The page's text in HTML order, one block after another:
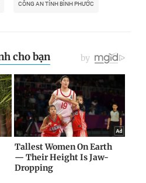
CÔNG AN TỈNH BÌNH PHƯỚC